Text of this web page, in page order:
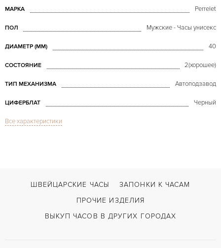
МАРКА Perrelet
ПОЛ Мужские - Часы унисекс
ДИАМЕТР (MM) 40
СОСТОЯНИЕ 2(хорошее)
ТИП МЕХАНИЗМА Автоподзавод
ЦИФЕРБЛАТ Черный
СТЕКЛО
Двойной сложности застежка
Все характеристики
ШВЕЙЦАРСКИЕ ЧАСЫ
ЗАПОНКИ К ЧАСАМ
ПРОЧИЕ ИЗДЕЛИЯ
ВЫКУП ЧАСОВ В ДРУГИХ ГОРОДАХ